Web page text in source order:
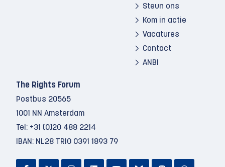
Steun ons
Kom in actie
Vacatures
Contact
ANBI
The Rights Forum
Postbus 20565
1001 NN Amsterdam
Tel: +31 (0)20 488 2214
IBAN: NL28 TRIO 0391 1893 79